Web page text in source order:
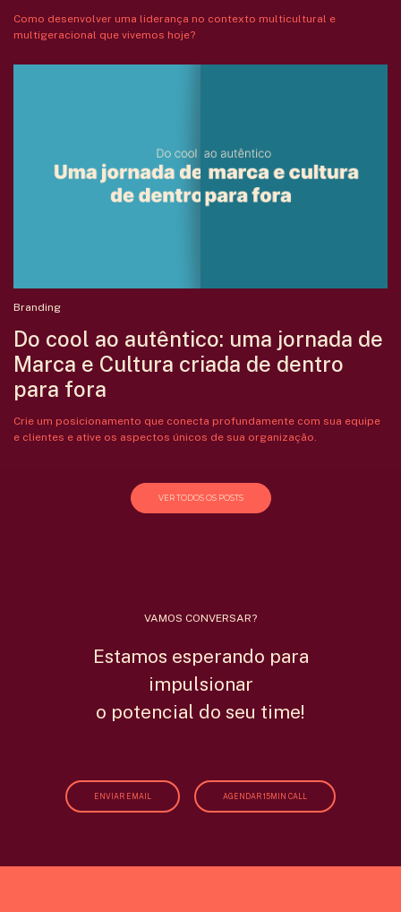
Como desenvolver uma liderança no contexto multicultural e
multigeracional que vivemos hoje?
Branding
Do cool ao autêntico: uma jornada de
Marca e Cultura criada de dentro
para fora
Crie um posicionamento que conecta profundamente com sua equipe
e clientes e ative os aspectos únicos de sua organização.
VER TODOS OS POSTS
VAMOS CONVERSAR?
Estamos esperando para
impulsionar
o potencial do seu time!
ENVIAR EMAIL AGENDAR 15MIN CALL